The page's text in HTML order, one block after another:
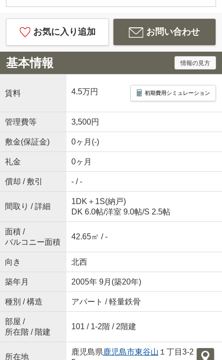
お気に入り追加 お問い合わせ
基本情報 情報の見方
賃料 4.5万円 初期費用シミュレーション
管理費等 3,500円
敷金(保証金) 0ヶ月(-)
礼金 0ヶ月
償却 / 敷引 - / -
間取り / 詳細
1DK＋1S(納戸)
DK 6.0帖/洋室 9.0帖/S 2.5帖
面積 /
バルコニー面積
42.65㎡ / -
向き 北西
築年月 2005年 9月(築20年)
種別 / 構造 アパート / 軽量鉄骨
部屋 /
所在階 / 階建
101 / 1-2階 / 2階建
所在地
鹿児島県鹿児島市東谷山 １丁目3-2